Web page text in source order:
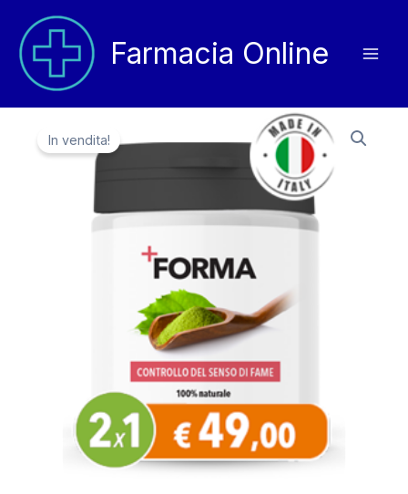
contenuto
Farmacia Online
In vendita!